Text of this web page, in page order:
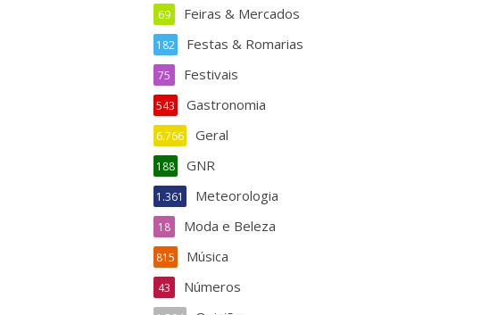
Feiras & Mercados
69
Festas & Romarias
182
Festivais
75
Gastronomia
543
Geral
6.766
GNR
188
Meteorologia
1.361
Moda e Beleza
18
Música
815
Números
43